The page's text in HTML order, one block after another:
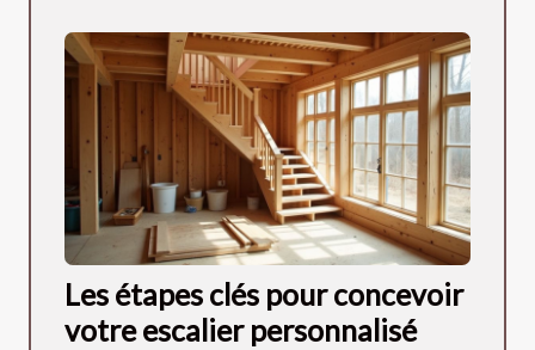
Les étapes clés pour concevoir
votre escalier personnalisé